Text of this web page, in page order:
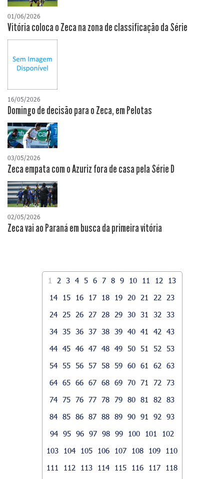
01/06/2026
Vitória coloca o Zeca na zona de classificação da Série
16/05/2026
Domingo de decisão para o Zeca, em Pelotas
03/05/2026
Zeca empata com o Azuriz fora de casa pela Série D
02/05/2026
Zeca vai ao Paraná em busca da primeira vitória
1 2 3 4 5 6 7 8 9 10 11 12
13
14
15 16 17 18 19 20 21 22
23
24
25 26 27 28 29 30 31 32
33
34
35 36 37 38 39 40 41 42
43
44 45 46 47 48 49 50 51 52
53
54
55 56 57 58 59 60 61 62
63
64 65 66 67 68 69 70 71 72
73
74 75 76 77 78 79 80 81 82
83
84 85 86 87 88 89 90 91 92
93
94 95 96 97 98 99 100 101
102
103
104 105 106 107 108 109
110
111
112 113 114 115 116 117
118